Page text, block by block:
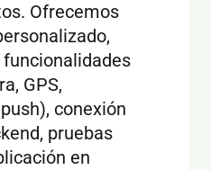
Ofrecemos
GPS,
conexión
pruebas
en